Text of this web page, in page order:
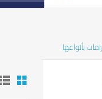
بأنواعها